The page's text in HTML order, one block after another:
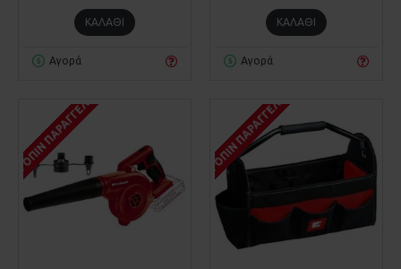
ΚΑΛΆΘΙ
Αγορά
ΚΑΛΆΘΙ
Αγορά
ΚΑΤΌΠΙΝ ΠΑΡΑΓΓΕΛΊΑΣ ΚΑΤΌΠΙΝ ΠΑΡΑΓΓΕΛΊΑΣ